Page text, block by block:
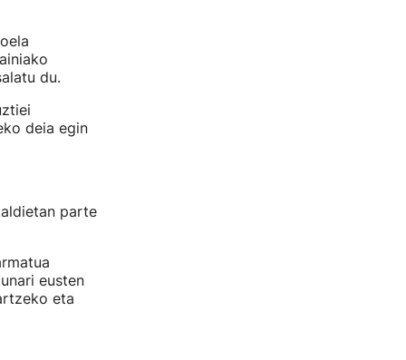
du.
deia egin
parte
eusten
eta